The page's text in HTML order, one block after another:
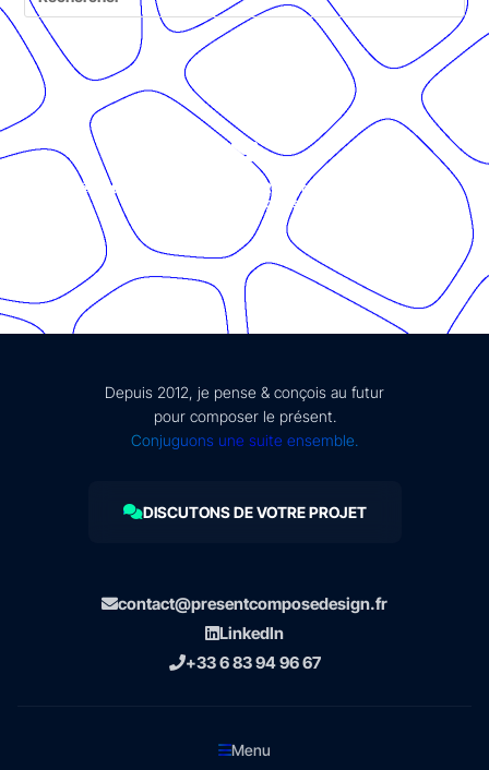
© Présent Composé design - 2024 - Tous droits réservés -
mentions légales
Depuis 2012, je pense & conçois au futur
pour composer le présent.
Conjuguons une suite ensemble.
DISCUTONS DE VOTRE PROJET
contact@presentcomposedesign.fr
LinkedIn
+33 6 83 94 96 67
Menu